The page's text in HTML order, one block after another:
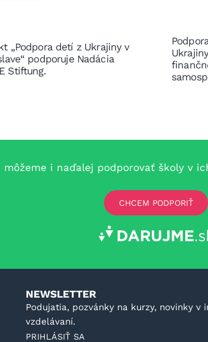
„Podpora detí z Ukrajiny v
podporuje Nadácia
Stiftung.
i naďalej podporovať školy v
CHCEM PODPORIŤ
NEWSLETTER
Podujatia, pozvánky na kurzy, novinky v
vzdelávaní.
PRIHLÁSIŤ SA